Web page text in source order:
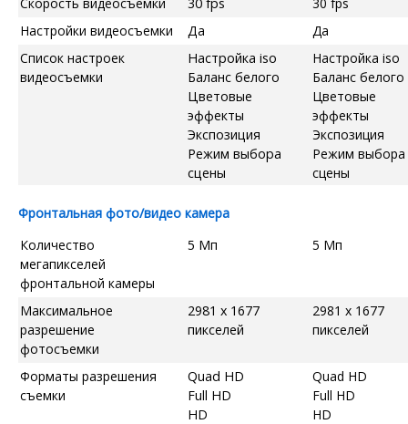
Настройки видеосъемки
Да
Да
Список настроек
видеосъемки
Настройка iso
Баланс белого
Цветовые
эффекты
Экспозиция
Режим выбора
сцены
Настройка iso
Баланс белого
Цветовые
эффекты
Экспозиция
Режим выбора
сцены
Фронтальная фото/видео камера
Количество
мегапикселей
фронтальной камеры
5 Мп 5 Мп
Максимальное
разрешение
фотосъемки
2981 x 1677
пикселей
2981 x 1677
пикселей
Форматы разрешения
съемки
Quad HD
Full HD
HD
Quad HD
Full HD
HD